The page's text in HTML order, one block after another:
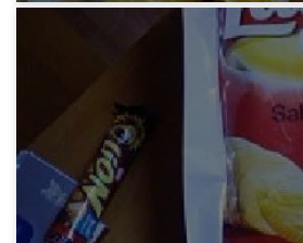
みろりHP
最近の食事
12年前